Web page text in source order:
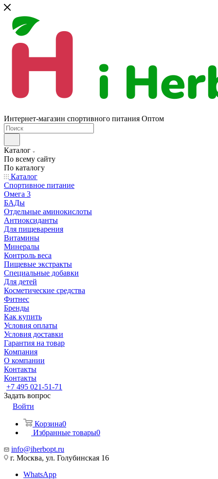
Интернет-магазин спортивного питания Оптом
Каталог
По всему сайту
По каталогу
Каталог
Спортивное питание
Омега 3
БАДы
Отдельные аминокислоты
Антиоксиданты
Для пищеварения
Витамины
Минералы
Контроль веса
Пищевые экстракты
Специальные добавки
Для детей
Косметические средства
Фитнес
Бренды
Как купить
Условия оплаты
Условия доставки
Гарантия на товар
Компания
О компании
Контакты
Контакты
+7 495 021-51-71
Задать вопрос
Войти
Корзина0
Избранные товары0
info@iherbopt.ru
г. Москва, ул. Голубинская 16
WhatsApp